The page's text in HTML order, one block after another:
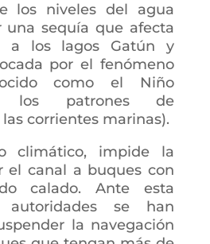
los niveles del agua
una sequía que afecta
a los lagos Gatún y
por el fenómeno
como el Niño
los patrones de
corrientes marinas).
climático, impide la
el canal a buques con
calado. Ante esta
autoridades se han
la navegación